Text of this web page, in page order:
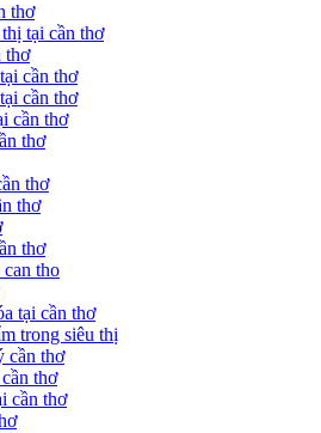
thơ
tại cần thơ
thơ
cần thơ
cần thơ
cần thơ
thơ
thơ
thơ
thơ
tho
tại cần thơ
trong siêu thị
cần thơ
thơ
cần thơ